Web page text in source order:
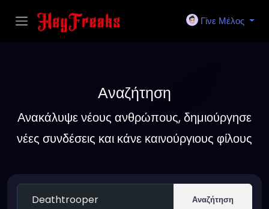
Γίνε Μέλος
Αναζήτηση
Ανακάλυψε νέους ανθρώπους, δημιούργησε
νέες συνδέσεις και κάνε καινούργιους φίλους
Αναζήτηση